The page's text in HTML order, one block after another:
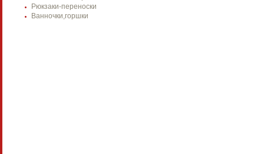
Рюкзаки-переноски
Ванночки,горшки